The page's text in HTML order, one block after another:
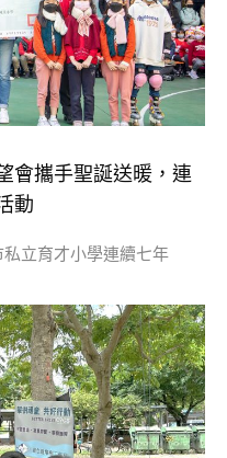
會攜手聖誕送暖，連
動
立育才小學連續七年